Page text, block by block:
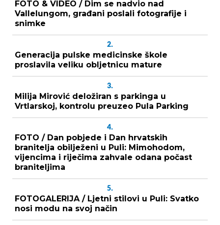
FOTO & VIDEO / Dim se nadvio nad
Vallelungom, građani poslali fotografije i
snimke
2.
Generacija pulske medicinske škole
proslavila veliku obljetnicu mature
3.
Milija Mirović deložiran s parkinga u
Vrtlarskoj, kontrolu preuzeo Pula Parking
4.
FOTO / Dan pobjede i Dan hrvatskih
branitelja obilježeni u Puli: Mimohodom,
vijencima i riječima zahvale odana počast
braniteljima
5.
FOTOGALERIJA / Ljetni stilovi u Puli: Svatko
nosi modu na svoj način